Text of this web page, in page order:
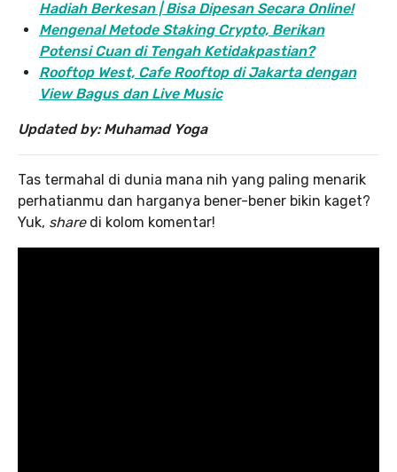
Hadiah Berkesan | Bisa Dipesan Secara Online!
Mengenal Metode Staking Crypto, Berikan
Potensi Cuan di Tengah Ketidakpastian?
Rooftop West, Cafe Rooftop di Jakarta dengan
View Bagus dan Live Music
Updated by: Muhamad Yoga
Tas termahal di dunia mana nih yang paling menarik
perhatianmu dan harganya bener-bener bikin kaget?
Yuk, share di kolom komentar!